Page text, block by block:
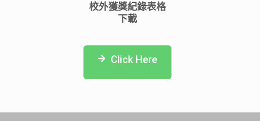
校外獲獎紀錄表格
下載
Click Here